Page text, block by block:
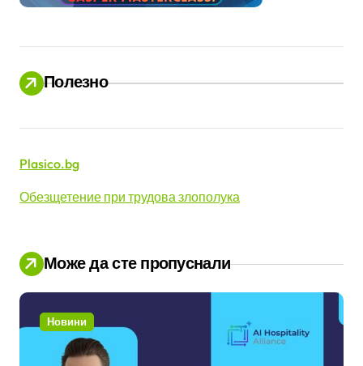
н
и
Полезно
Plasico.bg
Обезщетение при трудова злополука
Може да сте пропуснали
Новини